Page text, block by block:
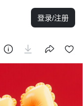
登录/注册